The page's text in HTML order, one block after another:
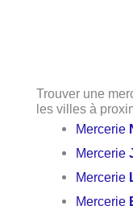
Trouver une
les villes à
Mercerie
Mercerie
Mercerie
Mercerie